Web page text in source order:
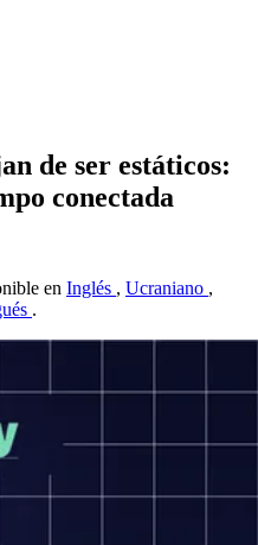
de ser estáticos:
conectada
en Inglés , Ucraniano ,
.